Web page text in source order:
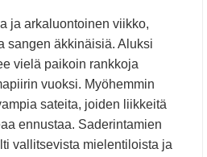
ja arkaluontoinen viikko,
sangen äkkinäisiä. Aluksi
vielä paikoin rankkoja
vuoksi. Myöhemmin
sateita, joiden liikkeitä
ennustaa. Saderintamien
vallitsevista mielentiloista ja